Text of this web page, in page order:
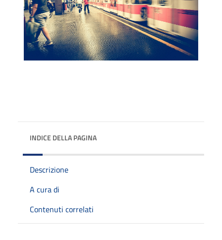
INDICE DELLA PAGINA
Descrizione
A cura di
Contenuti correlati